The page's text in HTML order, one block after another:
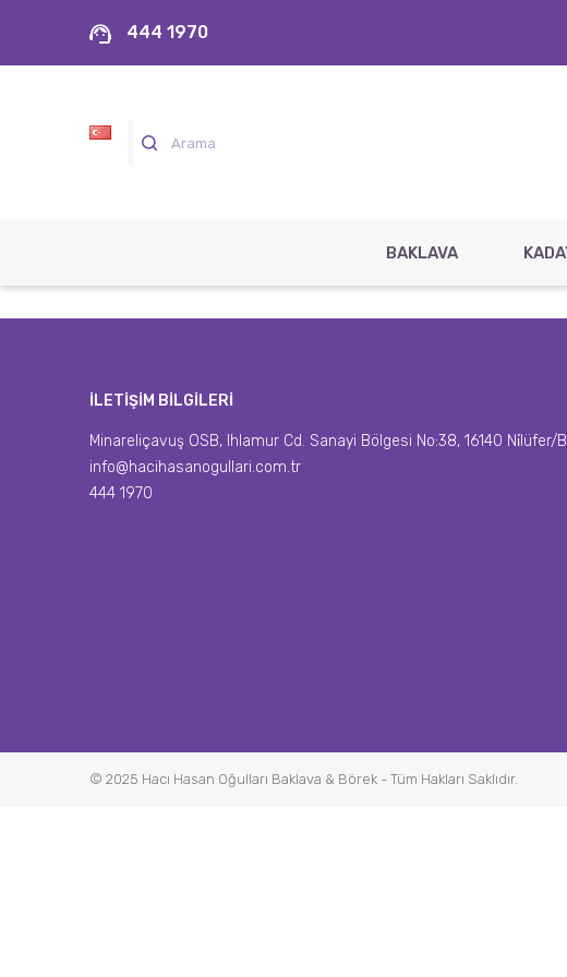
444 1970
BAKLAVA
İLETİŞİM BİLGİLERİ
Minareliçavuş OSB, Ihlamur Cd. Sanayi Bölgesi No:38, 16140 Ni̇lüfer/
info@hacihasanogullari.com.tr
444 1970
© 2025 Hacı Hasan Oğulları Baklava & Börek - Tüm Hakları Saklıdır.